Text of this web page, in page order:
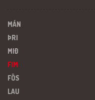
MÁN
ÞRI
MIÐ
FIM
FÖS
LAU